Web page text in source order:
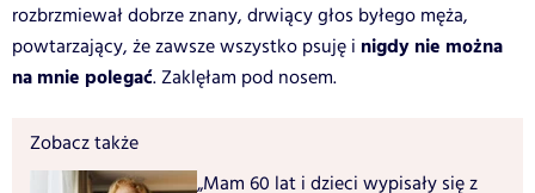
rozbrzmiewał dobrze znany, drwiący głos byłego męża,
powtarzający, że zawsze wszystko psuję i nigdy nie można
na mnie polegać. Zaklęłam pod nosem.
Zobacz także
„Mam 60 lat i dzieci wypisały się z